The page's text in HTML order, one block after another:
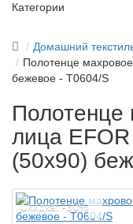
Категории
Домашний
Полотенце
бежевое - T0604/S
Полотенце
лица
(50х90)
Cкидка: -30%